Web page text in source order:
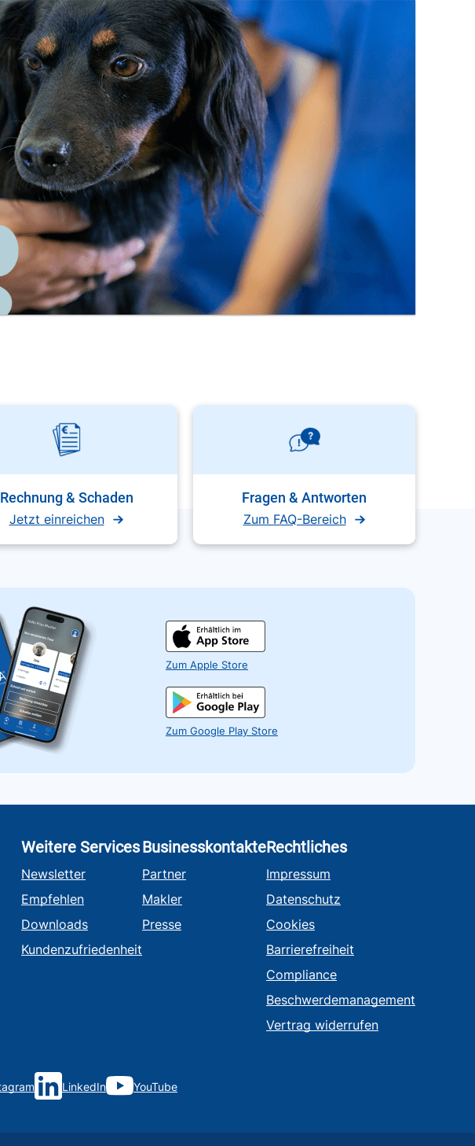
Rechnung & Schaden
Jetzt einreichen
Fragen & Antworten
Zum FAQ-Bereich
Zum Apple Store
Zum Google Play Store